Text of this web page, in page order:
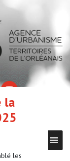
la
les